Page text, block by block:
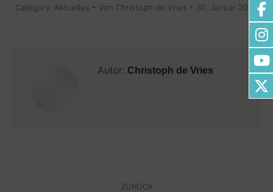
Category: Aktuelles Von Christoph de Vries 30. Januar 2026
Autor: Christoph de Vries
Kommentarnavigation
ZURÜCK